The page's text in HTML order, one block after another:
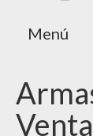
Menú